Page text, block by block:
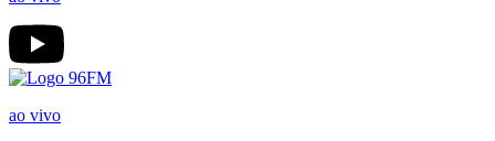
ao vivo